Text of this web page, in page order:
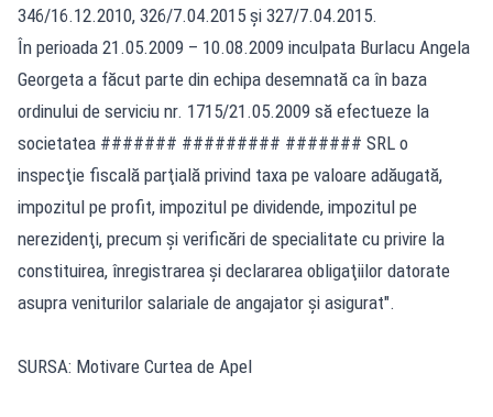
346/16.12.2010, 326/7.04.2015 şi 327/7.04.2015.
În perioada 21.05.2009 – 10.08.2009 inculpata Burlacu Angela
Georgeta a făcut parte din echipa desemnată ca în baza
ordinului de serviciu nr. 1715/21.05.2009 să efectueze la
societatea ####### ######### ####### SRL o
inspecţie fiscală parţială privind taxa pe valoare adăugată,
impozitul pe profit, impozitul pe dividende, impozitul pe
nerezidenţi, precum şi verificări de specialitate cu privire la
constituirea, înregistrarea şi declararea obligaţiilor datorate
asupra veniturilor salariale de angajator şi asigurat".
SURSA: Motivare Curtea de Apel